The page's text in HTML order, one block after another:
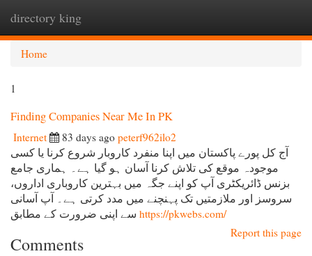
directory king
Home
1
Finding Companies Near Me In PK
Internet 83 days ago peterf962ilo2
آج کل پورے پاکستان میں اپنا منفرد کاروبار شروع کرنا یا کسی
موجودہ موقع کی تلاش کرنا آسان ہو گیا ہے۔ ہماری جامع
بزنس ڈائریکٹری آپ کو اپنے جگہ میں بہترین کاروباری اداروں،
سروسز اور ملازمتیں تک پہنچنے میں مدد کرتی ہے۔ آپ آسانی
https://pkwebs.com/
Report this page
Comments